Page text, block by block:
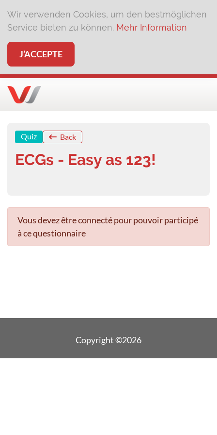
Wir verwenden Cookies, um den bestmöglichen
Service bieten zu können. Mehr Information
J’ACCEPTE
Quiz Back
ECGs - Easy as 123!
Vous devez être connecté pour pouvoir participé
à ce questionnaire
Copyright ©2026